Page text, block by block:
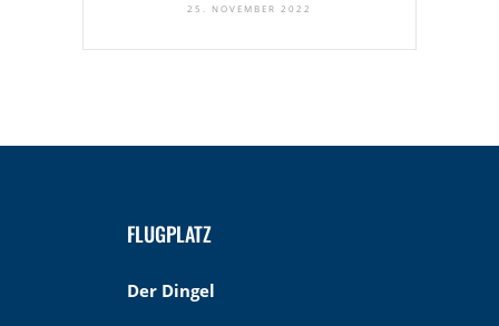
25. NOVEMBER 2022
FLUGPLATZ
Der Dingel